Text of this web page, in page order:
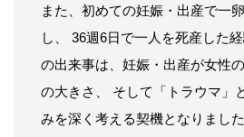
また、初めての妊娠・出産で一
し、 36週6日で一人を死産した
の出来事は、妊娠・出産が女性
の大きさ、 そして「トラウマ」
みを深く考える契機となりまし